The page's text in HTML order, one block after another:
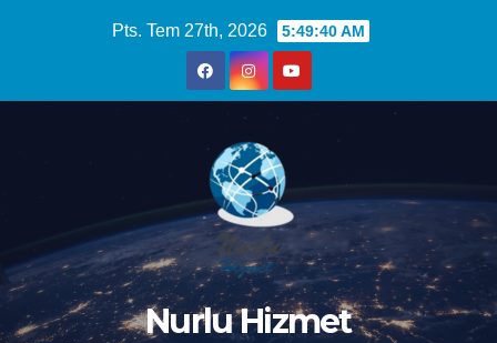
Pts. Tem 27th, 2026 5:49:41 AM
Nurlu Hizmet